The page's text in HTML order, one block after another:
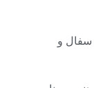
سفال و